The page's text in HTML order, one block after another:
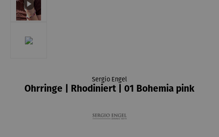
Sergio Engel
Ohrringe | Rhodiniert | 01 Bohemia pink